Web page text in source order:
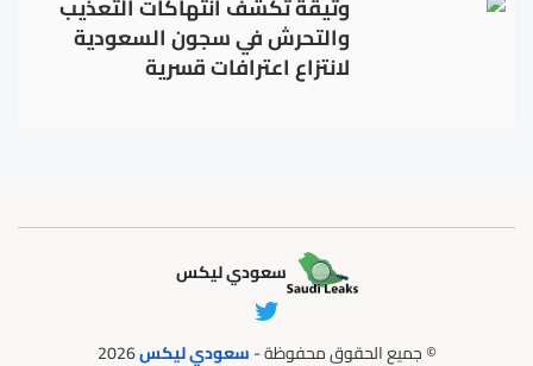
والتحرش في سجون السعودية
لانتزاع اعترافات قسرية
سعودي ليكس
© جميع الحقوق محفوظة -سعودي ليكس2026